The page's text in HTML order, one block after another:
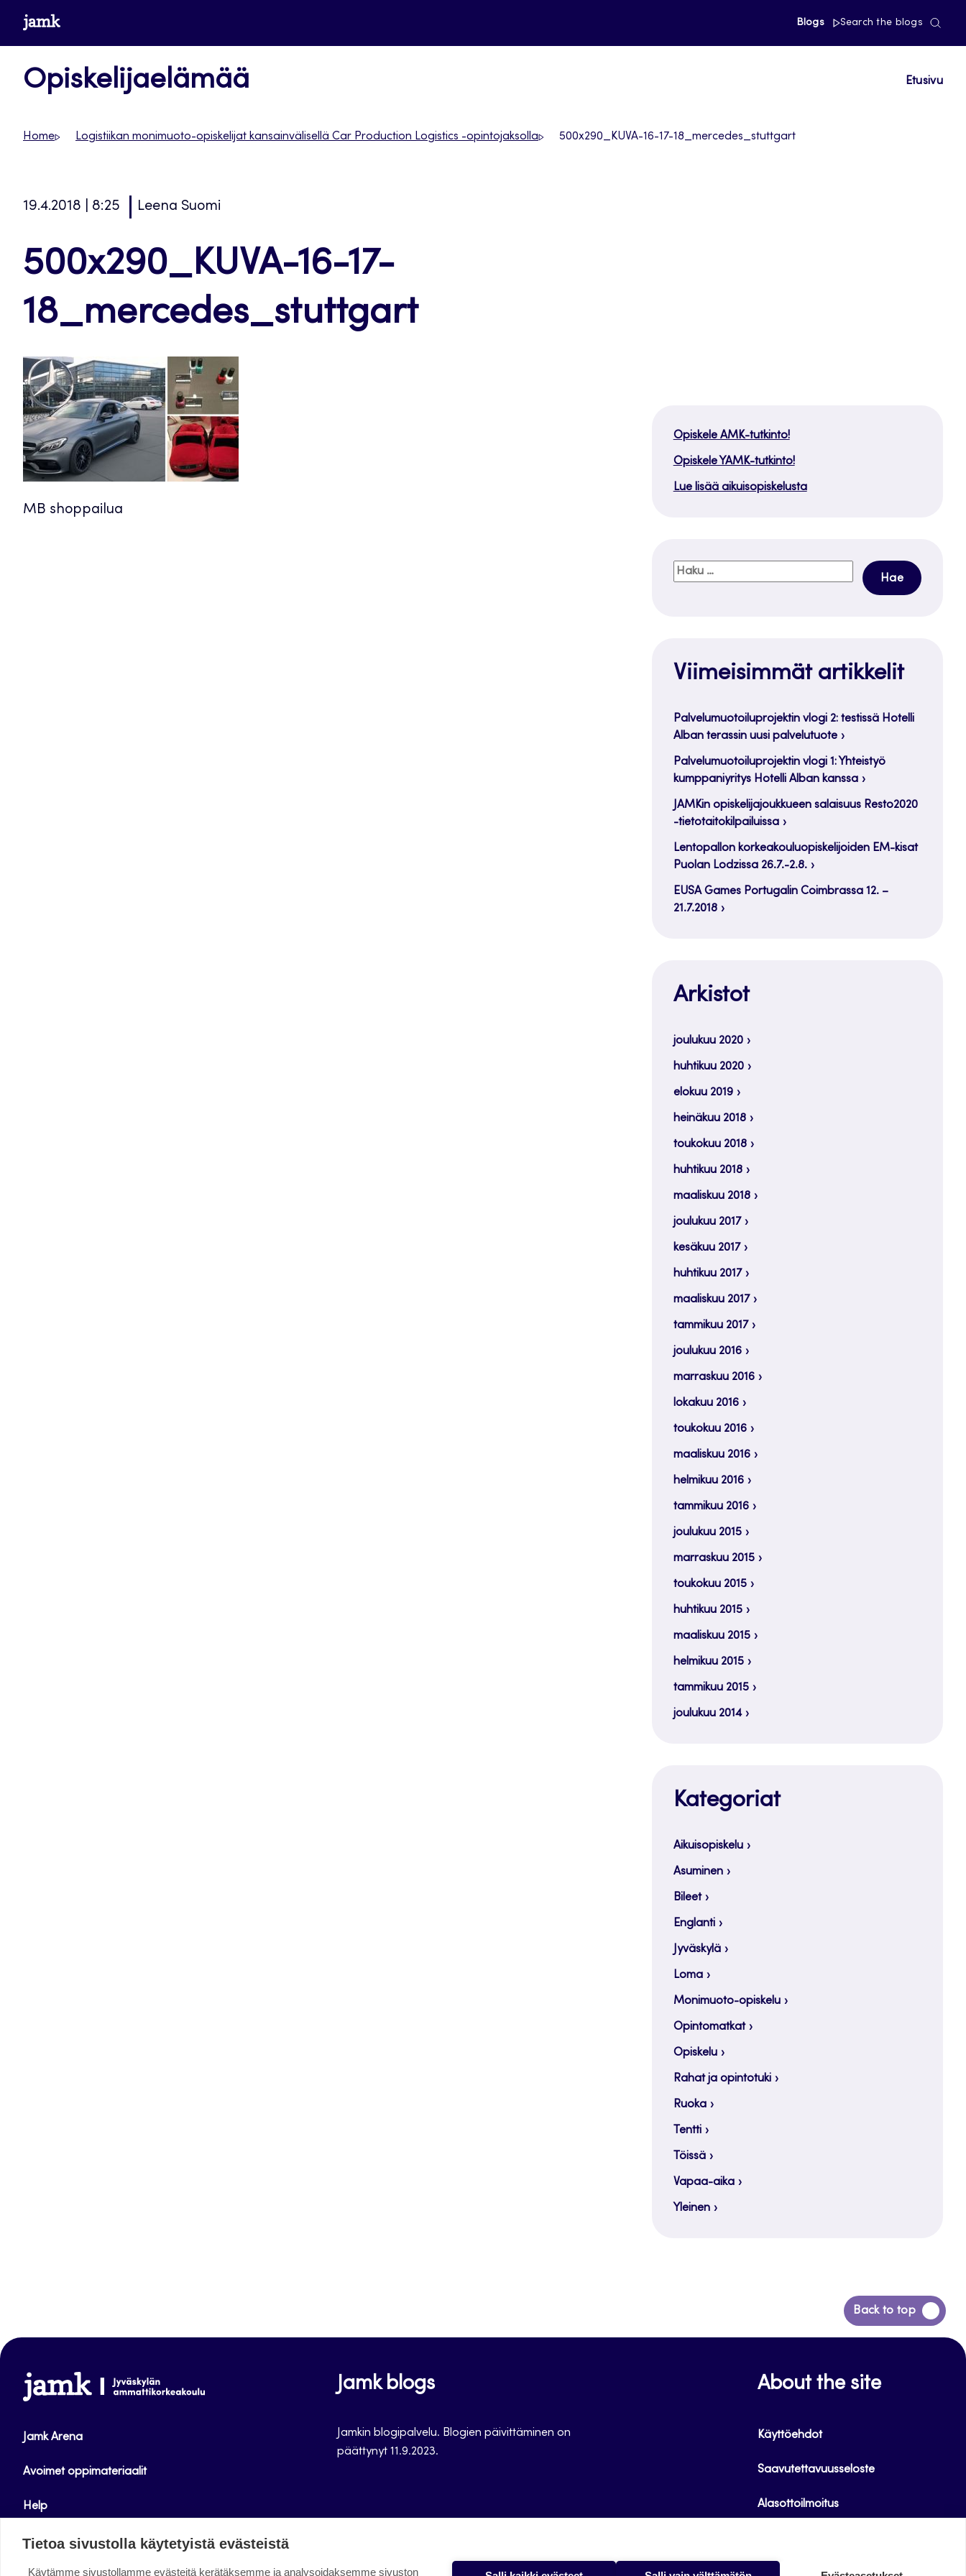
Siirrywww.jamk.fi Blogs Search the blogs
Opiskelijaelämää Etusivu
Home Logistiikan monimuoto-opiskelijat kansainvälisellä Car Production Logistics -opintojaksolla 500x290_KUVA-16-17-18_mercedes_stuttgart
19.4.2018 | 8:25 Leena Suomi
500x290_KUVA-16-17-
18_mercedes_stuttgart
MB shoppailua
Opiskele AMK-tutkinto!
Opiskele YAMK-tutkinto!
Lue lisää aikuisopiskelusta
Haku:
Viimeisimmät artikkelit
Palvelumuotoiluprojektin vlogi 2: testissä Hotelli
Alban terassin uusi palvelutuote
Palvelumuotoiluprojektin vlogi 1: Yhteistyö
kumppaniyritys Hotelli Alban kanssa
JAMKin opiskelijajoukkueen salaisuus Resto2020
-tietotaitokilpailuissa
Lentopallon korkeakouluopiskelijoiden EM-kisat
Puolan Lodzissa 26.7.-2.8.
EUSA Games Portugalin Coimbrassa 12. –
21.7.2018
Arkistot
joulukuu 2020
huhtikuu 2020
elokuu 2019
heinäkuu 2018
toukokuu 2018
huhtikuu 2018
maaliskuu 2018
joulukuu 2017
kesäkuu 2017
huhtikuu 2017
maaliskuu 2017
tammikuu 2017
joulukuu 2016
marraskuu 2016
lokakuu 2016
toukokuu 2016
maaliskuu 2016
helmikuu 2016
tammikuu 2016
joulukuu 2015
marraskuu 2015
toukokuu 2015
huhtikuu 2015
maaliskuu 2015
helmikuu 2015
tammikuu 2015
joulukuu 2014
Kategoriat
Aikuisopiskelu
Asuminen
Bileet
Englanti
Jyväskylä
Loma
Monimuoto-opiskelu
Opintomatkat
Opiskelu
Rahat ja opintotuki
Ruoka
Tentti
Töissä
Vapaa-aika
Yleinen
Back to top
Siirry
takaisin
www.jamk.fi
Jamk Arena
Avoimet oppimateriaalit
Help
Verkkolehdet
Jamk blogs
Jamkin blogipalvelu. Blogien päivittäminen on
päättynyt 11.9.2023.
About the site
Käyttöehdot
Saavutettavuusseloste
Alasottoilmoitus
Tietoa sivustolla käytetyistä evästeistä
Käytämme sivustollamme evästeitä kerätäksemme ja analysoidaksemme sivuston